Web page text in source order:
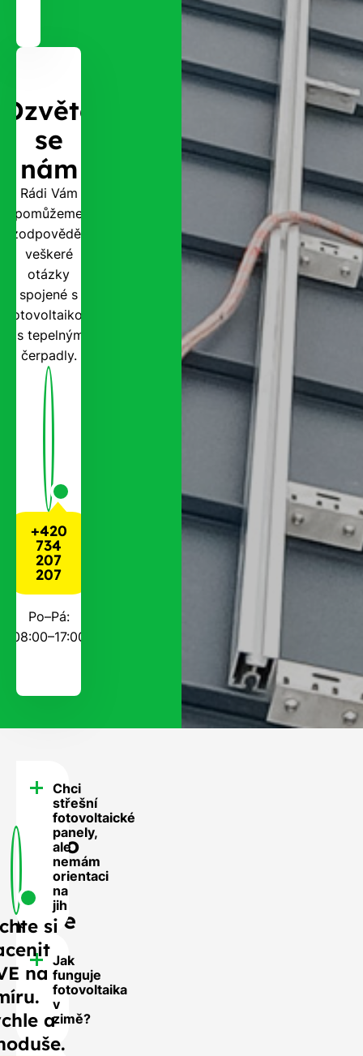
Ozvěte
se
nám
Rádi Vám
pomůžeme
zodpovědět
veškeré
otázky
spojené s
fotovoltaikou
i s tepelnými
čerpadly.
+420
734
207
207
Po–Pá:
08:00–17:00
FAQ
-
Často
se
nás
ptáte
Chci
střešní
fotovoltaické
panely,
ale
nemám
orientaci
na
jih
Jak
funguje
fotovoltaika
v
zimě?
si
na
a